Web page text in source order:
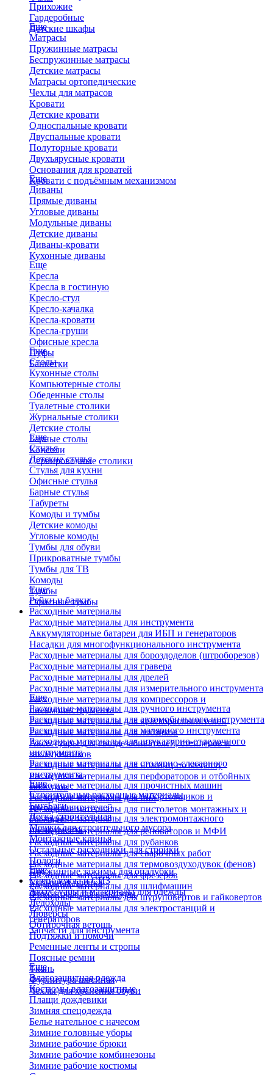
Прихожие
Гардеробные
Детские шкафы
Еще
Матрасы
Пружинные матрасы
Беспружинные матрасы
Детские матрасы
Матрасы ортопедические
Чехлы для матрасов
Кровати
Детские кровати
Односпальные кровати
Двуспальные кровати
Полуторные кровати
Двухъярусные кровати
Основания для кроватей
Кровати с подъёмным механизмом
Еще
Диваны
Прямые диваны
Угловые диваны
Модульные диваны
Детские диваны
Диваны-кровати
Кухонные диваны
Еще
Кресла
Кресла в гостиную
Кресло-стул
Кресло-качалка
Кресла-кровати
Кресла-груши
Офисные кресла
Пуфы
Банкетки
Еще
Столы
Кухонные столы
Компьютерные столы
Обеденные столы
Туалетные столики
Журнальные столики
​Детские столы
Барные столы
Консоли
Сервировочные столики
Еще
Стулья
Детские стулья
Стулья для кухни
Офисные стулья
Барные стулья
Табуреты
Комоды и тумбы
Детские комоды
Угловые комоды
Тумбы для обуви
Прикроватные тумбы
Тумбы для ТВ
Комоды
Тумбы
Офисные тумбы
Еще
Рейки и балки
Расходные материалы
Расходные материалы для инструмента
Аккумуляторные батареи для ИБП и генераторов
Насадки для многофункционального инструмента
Расходные материалы для бороздоделов (штроборезов)
Расходные материалы для гравера
Расходные материалы для дрелей
Расходные материалы для измерительного инструмента
Расходные материалы для компрессоров и
пневмоинструмента
Расходные материалы для краскораспылителей
Расходные материалы для лобзиков
Аксессуары для гвоздезабивателей, степлеров и
заклепочников
Расходные материалы для ножниц по металлу
Расходные материалы для перфораторов и отбойных
молотков
Расходные материалы для пил
Расходные материалы для пистолетов монтажных и
клеевых
Расходные материалы для реноваторов и МФИ
Расходные материалы для рубанков
Расходные материалы для сварочных работ
Расходные материалы для термовоздуходувок (фенов)
Расходные материалы для фрезеров
Расходные материалы для шлифмашин
Расходные материалы для шуруповертов и гайковертов
Расходные материалы для электростанций и
генераторов
Запчасти для инструмента
Еще
Расходные материалы для ручного инструмента
Расходные материалы для автомобильного инструмента
Расходные материалы для малярного инструмента
Расходные материалы для штукатурно-отделочного
инструмента
Расходные материалы для столярно-слесарного
инструмента
Расходные материалы для прочистных машин
Расходные материалы для отбортовщиков и
труборасширителей
Расходные материалы для электромонтажного
инструмента
Еще
Строительные расходные материалы
Биг-Бэги
Леска строительная
Мешки для строительного мусора
Монтажные клинья
Остальные расходники для стройки
Пологи
Пружинные зажимы для опалубки
Укрывная пленка
Фиксаторы для арматуры
Еще
Спецодежда и СИЗ
Аксессуары и материалы для одежды
Ледоходы
Люверсы
Обтирочная ветошь
Подтяжки и помочи
Ременные ленты и стропы
Поясные ремни
Ткань
Фурнитура швейная
Чехлы для хранения обуви
Еще
Влагозащитная одежда
Костюмы влагозащитные
Плащи дождевики
Зимняя спецодежда
Белье нательное с начесом
Зимние головные уборы
Зимние рабочие брюки
Зимние рабочие комбинезоны
Зимние рабочие костюмы